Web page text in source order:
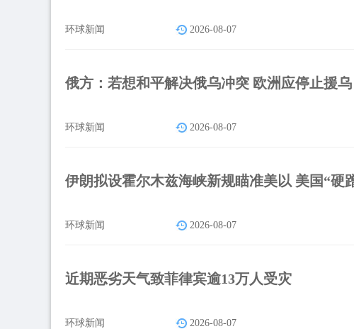
环球新闻 2026-08-07
俄方：若想和平解决俄乌冲突 欧洲应停止援乌
环球新闻 2026-08-07
伊朗拟设霍尔木兹海峡新规瞄准美以 美国“硬
环球新闻 2026-08-07
近期恶劣天气致菲律宾逾13万人受灾
环球新闻 2026-08-07